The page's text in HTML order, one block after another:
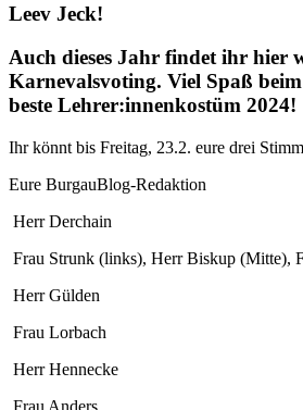
Leev Jeck!
Auch dieses Jahr findet ihr hier
Karnevalsvoting. Viel Spaß
beste Lehrer:innenkostüm 2024!
Ihr könnt bis Freitag, 23.2. eure drei
Eure BurgauBlog-Redaktion
Herr Derchain
Frau Strunk (links), Herr Biskup (Mitte),
Herr Gülden
Frau Lorbach
Herr Hennecke
Frau Anders